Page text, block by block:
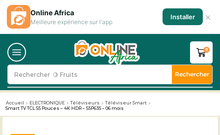
Rechercher 🥛 Milk Rechercher
0
Accueil ELECTRONIQUE Téléviseurs
Téléviseur Smart
Smart TV TCL 55 Pouces – 4K HDR – 55P635 – 06 mois
Online Africa
Meilleure expérience sur l'app
Installer ×